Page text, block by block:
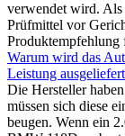
verwendet wird. Als
Prüfmittel vor
Produktempfehlung
Warum wird das
Leistung
Die Hersteller
müssen sich diese
beugen. Wenn ein